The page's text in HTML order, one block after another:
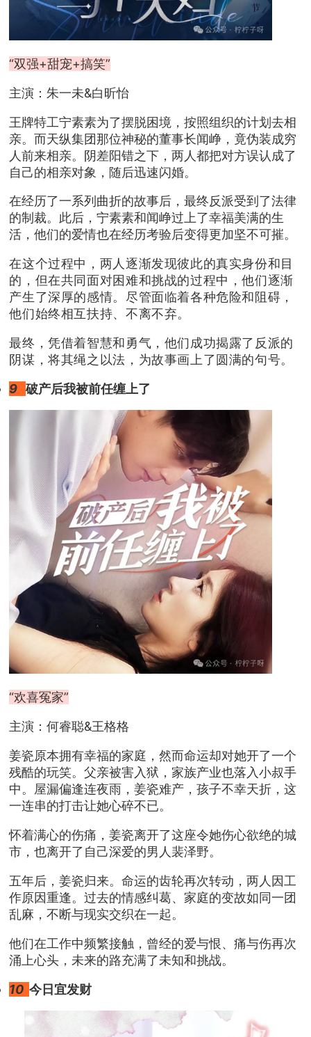
“双强+甜宠+搞笑”
主演：朱一未&白昕怡
王牌特工宁素素为了摆脱困境，按照组织的计划去相
亲。而天纵集团那位神秘的董事长闻峥，竟伪装成穷
人前来相亲。阴差阳错之下，两人都把对方误认成了
自己的相亲对象，随后迅速闪婚。
在经历了一系列曲折的故事后，最终反派受到了法律
的制裁。此后，宁素素和闻峥过上了幸福美满的生
活，他们的爱情也在经历考验后变得更加坚不可摧。
在这个过程中，两人逐渐发现彼此的真实身份和目
的，但在共同面对困难和挑战的过程中，他们逐渐
产生了深厚的感情。尽管面临着各种危险和阻碍，
他们始终相互扶持、不离不弃。
最终，凭借着智慧和勇气，他们成功揭露了反派的
阴谋，将其绳之以法，为故事画上了圆满的句号。
9破产后我被前任缠上了
“欢喜冤家”
主演：何睿聪&王格格
姜瓷原本拥有幸福的家庭，然而命运却对她开了一个
残酷的玩笑。父亲被害入狱，家族产业也落入小叔手
中。屋漏偏逢连夜雨，姜瓷难产，孩子不幸天折，这
一连串的打击让她心碎不已。
怀着满心的伤痛，姜瓷离开了这座令她伤心欲绝的城
市，也离开了自己深爱的男人裴泽野。
五年后，姜瓷归来。命运的齿轮再次转动，两人因工
作原因重逢。过去的情感纠葛、家庭的变故如同一团
乱麻，不断与现实交织在一起。
他们在工作中频繁接触，曾经的爱与恨、痛与伤再次
涌上心头，未来的路充满了未知和挑战。
10今日宜发财